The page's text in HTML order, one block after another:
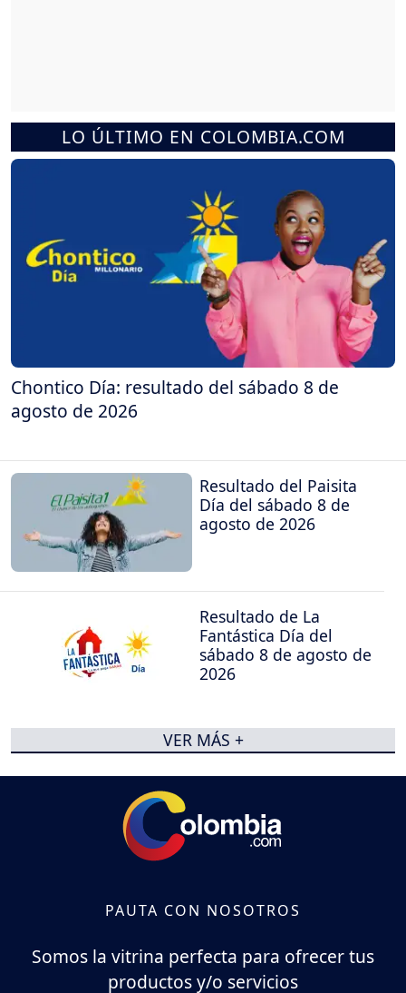
LO ÚLTIMO EN COLOMBIA.COM
Chontico Día: resultado del sábado 8 de
agosto de 2026
Resultado del Paisita
Día del sábado 8 de
agosto de 2026
Resultado de La
Fantástica Día del
sábado 8 de agosto de
2026
VER MÁS +
PAUTA CON NOSOTROS
Somos la vitrina perfecta para ofrecer tus
productos y/o servicios